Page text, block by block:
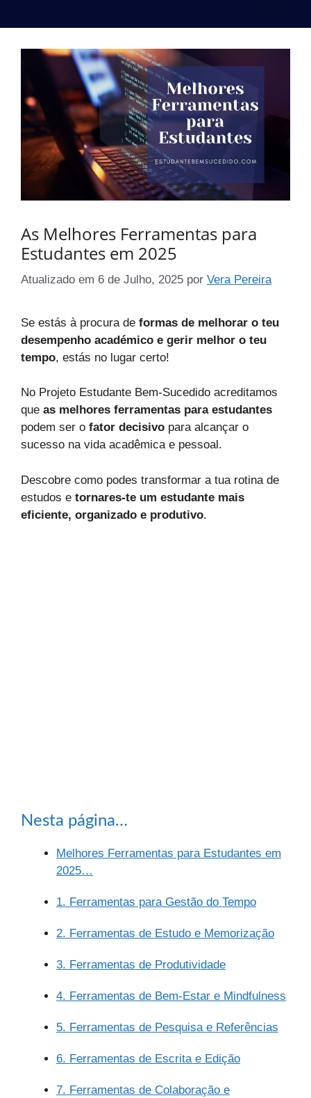
As Melhores Ferramentas para
Estudantes em 2025
Atualizado em 6 de Julho, 2025 por Vera Pereira
Se estás à procura de formas de melhorar o teu
desempenho académico e gerir melhor o teu
tempo, estás no lugar certo!
No Projeto Estudante Bem-Sucedido acreditamos
que as melhores ferramentas para estudantes
podem ser o fator decisivo para alcançar o
sucesso na vida acadêmica e pessoal.
Descobre como podes transformar a tua rotina de
estudos e tornares-te um estudante mais
eficiente, organizado e produtivo.
Nesta página…
Melhores Ferramentas para Estudantes em
2025…
1. Ferramentas para Gestão do Tempo
2. Ferramentas de Estudo e Memorização
3. Ferramentas de Produtividade
4. Ferramentas de Bem-Estar e Mindfulness
5. Ferramentas de Pesquisa e Referências
6. Ferramentas de Escrita e Edição
7. Ferramentas de Colaboração e